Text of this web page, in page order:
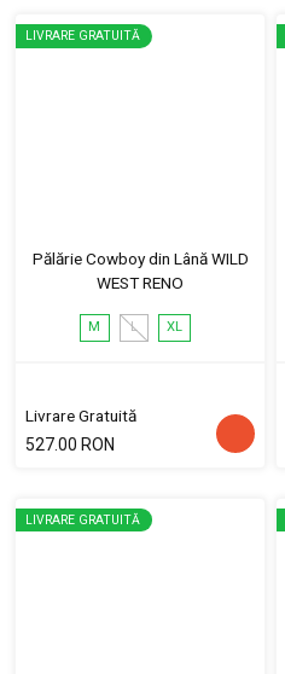
LIVRARE GRATUITĂ
Pălărie Cowboy din Lână WILD
WEST RENO
M L XL
Livrare Gratuită
527.00 RON
LIVRARE GRATUITĂ